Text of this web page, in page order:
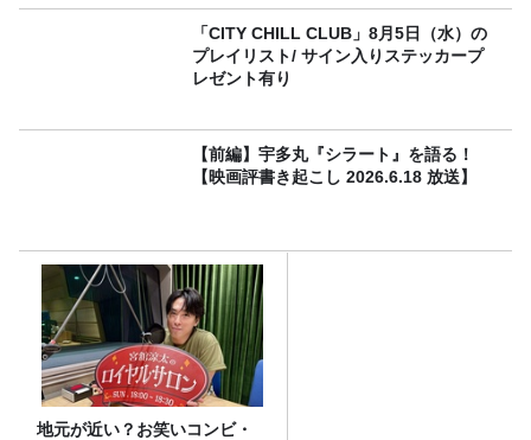
「CITY CHILL CLUB」8月5日（水）の
プレイリスト/ サイン入りステッカープ
レゼント有り
【前編】宇多丸『シラート』を語る！
【映画評書き起こし 2026.6.18 放送】
地元が近い？お笑いコンビ・